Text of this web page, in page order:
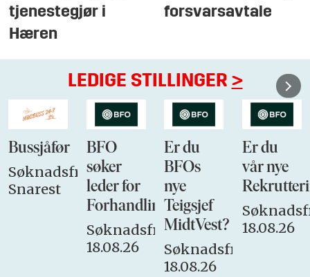
tjenestegjør i
Hæren
forsvarsavtale
LEDIGE STILLINGER >
Bussjåfør
Søknadsfrist:
Snarest
BFO
søker
leder for
Forhandlingsutvalget
Søknadsfrist:
18.08.26
Er du
BFOs
nye
Teigsjef
MidtVest?
Søknadsfrist:
18.08.26
Er du
vår nye
18.08.26